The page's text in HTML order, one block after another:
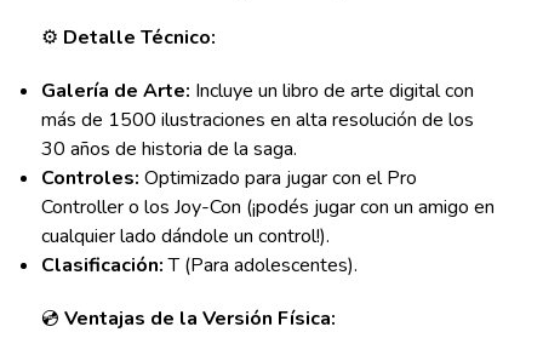
⚙️ Detalle Técnico:
Galería de Arte: Incluye un libro de arte digital con
más de 1500 ilustraciones en alta resolución de los
30 años de historia de la saga.
Controles: Optimizado para jugar con el Pro
Controller o los Joy-Con (¡podés jugar con un amigo en
cualquier lado dándole un control!).
Clasificación:T (Para adolescentes).
💿 Ventajas de la Versión Física: